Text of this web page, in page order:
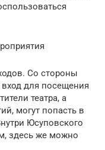
Со стороны
для посещения
театра, а
могут попасть в
Юсуповского
здесь же можно